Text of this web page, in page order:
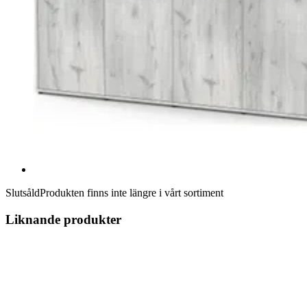
SlutsåldProdukten finns inte längre i vårt sortiment
Liknande produkter